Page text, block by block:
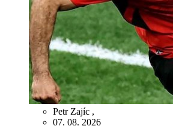
Petr Zajíc ,
07. 08. 2026